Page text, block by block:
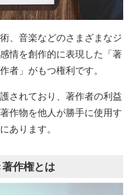
、音楽などのさまざまなジ
情を創作的に表現した「著
者」がもつ権利です。
されており、著作者の利益
作物を他人が勝手に使用す
あります。
作権とは